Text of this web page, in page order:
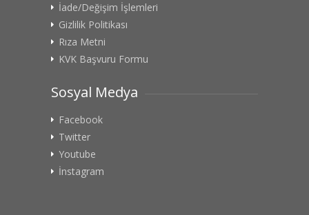
İade/Değişim İşlemleri
Gizlilik Politikası
Rıza Metni
KVK Başvuru Formu
Sosyal Medya
Facebook
Twitter
Youtube
İnstagram